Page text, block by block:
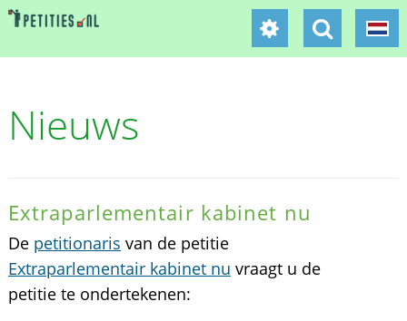
Nieuws
Extraparlementair kabinet nu
De petitionaris van de petitie
Extraparlementair kabinet nu vraagt u de
petitie te ondertekenen: